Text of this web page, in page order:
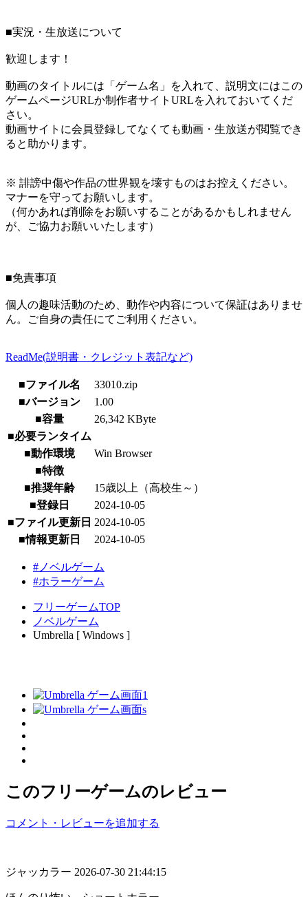
■実況・生放送について
歓迎します！
動画のタイトルには「ゲーム名」を入れて、説明文にはこの
ゲームページURLか制作者サイトURLを入れておいてくだ
さい。
動画サイトに会員登録してなくても動画・生放送が閲覧でき
ると助かります。
※ 誹謗中傷や作品の世界観を壊すものはお控えください。
マナーを守ってお願いします。
（何かあれば削除をお願いすることがあるかもしれません
が、ご協力お願いいたします）
■免責事項
個人の趣味活動のため、動作や内容について保証はありませ
ん。ご自身の責任にてご利用ください。
ReadMe(説明書・クレジット表記など)
■ファイル名
33010.zip
■バージョン
1.00
■容量
26,342 KByte
■必要ランタイム
■動作環境
Win Browser
■特徴
■推奨年齢
15歳以上（高校生～）
■登録日
2024-10-05
■ファイル更新日 2024-10-05
■情報更新日
2024-10-05
#ノベルゲーム
#ホラーゲーム
フリーゲームTOP
ノベルゲーム
Umbrella [ Windows ]
このフリーゲームのレビュー
コメント・レビューを追加する
ジャッカラー 2026-07-30 21:44:15